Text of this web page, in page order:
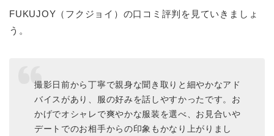
FUKUJOY（フクジョイ）の口コミ評判を見ていきましょ
う。
撮影日前から丁寧で親身な聞き取りと細やかなアド
バイスがあり、服の好みを話しやすかったです。お
かげでオシャレで爽やかな服装を選べ、お見合いや
デートでのお相手からの印象もかなり上がりまし